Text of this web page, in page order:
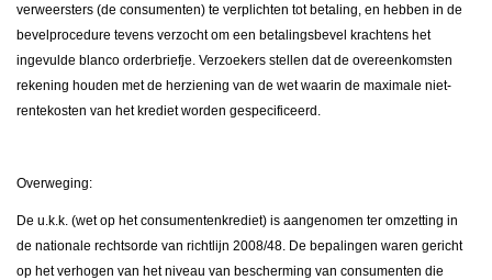
verweersters (de consumenten) te verplichten tot betaling, en hebben in de
bevelprocedure tevens verzocht om een betalingsbevel krachtens het
ingevulde blanco orderbriefje. Verzoekers stellen dat de overeenkomsten
rekening houden met de herziening van de wet waarin de maximale niet-
rentekosten van het krediet worden gespecificeerd.
Overweging:
De u.k.k. (wet op het consumentenkrediet) is aangenomen ter omzetting in
de nationale rechtsorde van richtlijn 2008/48. De bepalingen waren gericht
op het verhogen van het niveau van bescherming van consumenten die